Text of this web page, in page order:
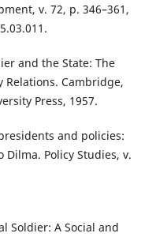
v. 72, p. 346–361,
and the State: The
Relations. Cambridge,
Press, 1957.
and policies:
Policy Studies, v.
Soldier: A Social and